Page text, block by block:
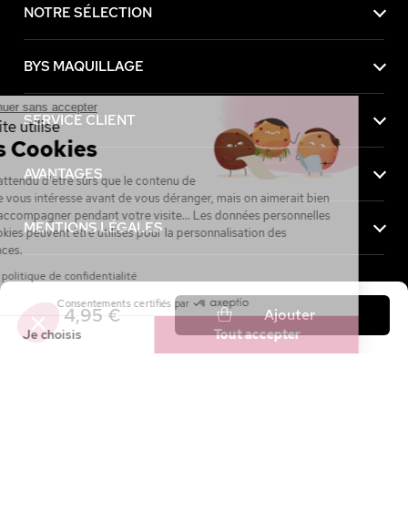
4,95 € Ajouter
NOTRE SÉLECTION
BYS MAQUILLAGE
SERVICE CLIENT
AVANTAGES
MENTIONS LÉGALES
Achetez maintenant, payez plus tard avec
Continuer sans accepter
Ce site utilise
des Cookies
On a attendu d'être sûrs que le contenu de
ce site vous intéresse avant de vous déranger, mais on aimerait bien
vous accompagner pendant votre visite... Les données personnelles
et cookies peuvent être utilisés pour la personnalisation des
annonces.
Lire la politique de confidentialité
Consentements certifiés par
Je choisis Tout accepter